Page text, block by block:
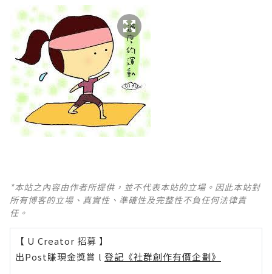
*本站之內容由作者所提供，並不代表本站的立場。因此本站對
所有博客的立場、真實性、準確性及完整性不負任何法律責
任。
【 U Creator 招募 】
出Post賺現金獎賞 l 登記《社群創作有價企劃》